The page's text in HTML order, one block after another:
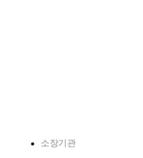
소장기관